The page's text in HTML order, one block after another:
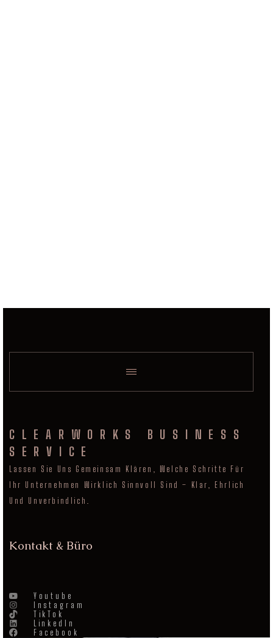
CLEARWORKS BUSINESS
SERVICE
Lassen Sie Uns Gemeinsam Klären, Welche Schritte Für
Ihr Unternehmen Wirklich Sinnvoll Sind – Klar, Ehrlich
Und Unverbindlich.
Kontakt & Büro
Youtube
Instagram
TikTok
LinkedIn
Facebook